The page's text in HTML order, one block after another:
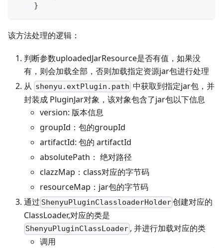
}
该方法处理的逻辑：
判断参数uploadedJarResource是否有值，如果没
有，则会加载全部，否则加载指定资源jar包进行处理
从 shenyu.extPlugin.path 中获取到指定jar包，并
封装成 PluginJar对象，该对象包含了jar包以下信息
version: 版本信息
groupId：包的groupId
artifactId: 包的 artifactId
absolutePath： 绝对路径
clazzMap：class对应的字节码
resourceMap：jar包的字节码
通过 ShenyuPluginClassloaderHolder创建对应的
ClassLoader,对应的类是
ShenyuPluginClassLoader , 并进行加载对应的类
调用